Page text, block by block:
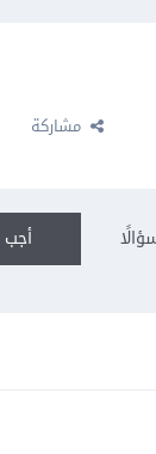
مشاركة